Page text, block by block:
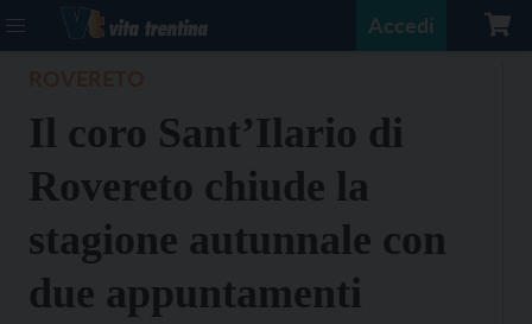
Accedi
Il coro Sant’Ilario di
Rovereto chiude la
stagione autunnale con
due appuntamenti